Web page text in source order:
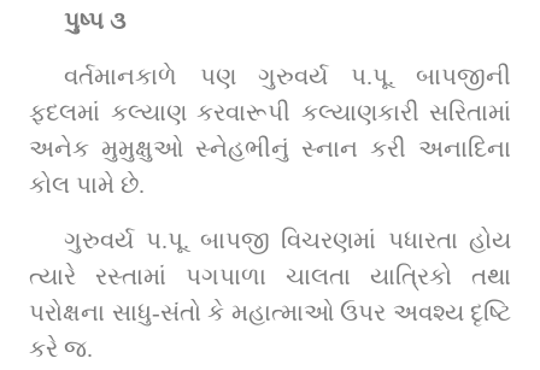
પુષ્પ ૩
વર્તમાનકાળે પણ ગુરુવર્ય પ.પૂ. બાપજીની
ફદલમાં કલ્યાણ કરવારૂપી કલ્યાણકારી સરિતામાં
અનેક મુમુક્ષુઓ સ્નેહભીનું સ્નાન કરી અનાદિના
કોલ પામે છે.
ગુરુવર્ય પ.પૂ. બાપજી વિચરણમાં પધારતા હોય
ત્યારે રસ્તામાં પગપાળા ચાલતા યાત્રિકો તથા
પરોક્ષના સાધુ-સંતો કે મહાત્માઓ ઉપર અવશ્ય દૃષ્ટિ
કરે જ.